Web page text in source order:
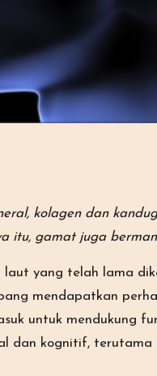
kolagen dan
itu, gamat juga
yang telah lama
mendapatkan
untuk mendukung
dan kognitif,